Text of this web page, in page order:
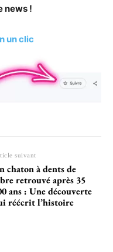
news !
un clic
suivant
chaton à dents de
retrouvé après 35
ans : Une découverte
réécrit l’histoire